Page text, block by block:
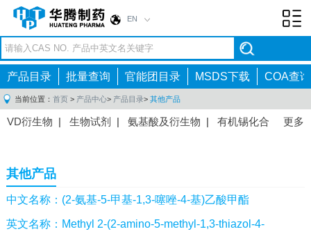
EN
产品目录 批量查询 官能团目录 MSDS下载 COA查询
当前位置： 首页 > 产品中心> 产品目录> 其他产品
更多
VD衍生物 | 生物试剂 | 氨基酸及衍生物 | 有机锡化合
间体|抗高血压药物中间体
感染药物中间体
体 |抗精神病药物中间体| 抗炎药物中间体| 精选原料
药中间体|其他原料药中间体|
其他产品
中文名称：(2-氨基-5-甲基-1,3-噻唑-4-基)乙酸甲酯
英文名称：Methyl 2-(2-amino-5-methyl-1,3-thiazol-4-